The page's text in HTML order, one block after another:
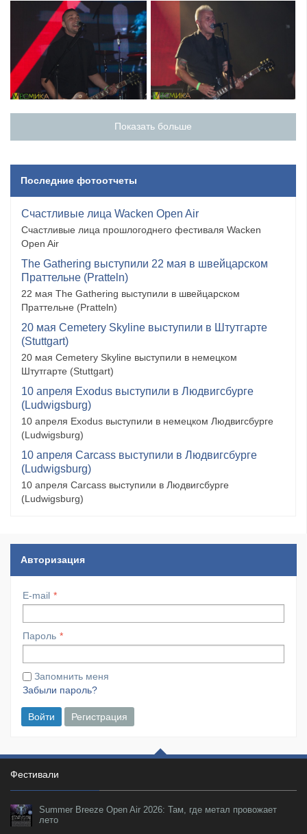
Показать больше
Последние фотоотчеты
Счастливые лица Wacken Open Air
Счастливые лица прошлогоднего фестиваля Wacken
Open Air
The Gathering выступили 22 мая в швейцарском
Праттельне (Pratteln)
22 мая The Gathering выступили в швейцарском
Праттельне (Pratteln)
20 мая Cemetery Skyline выступили в Штутгарте
(Stuttgart)
20 мая Cemetery Skyline выступили в немецком
Штутгарте (Stuttgart)
10 апреля Exodus выступили в Людвигсбурге
(Ludwigsburg)
10 апреля Exodus выступили в немецком Людвигсбурге
(Ludwigsburg)
10 апреля Carcass выступили в Людвигсбурге
(Ludwigsburg)
10 апреля Carcass выступили в Людвигсбурге
(Ludwigsburg)
Авторизация
E-mail
Пароль
Запомнить меня
Забыли пароль?
Войти Регистрация
Фестивали
Summer Breeze Open Air 2026: Там, где метал провожает
лето